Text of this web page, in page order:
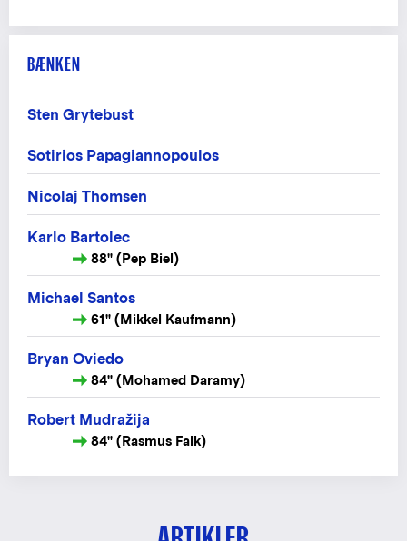
BÆNKEN
Sten Grytebust
Sotirios Papagiannopoulos
Nicolaj Thomsen
Karlo Bartolec
88" (Pep Biel)
Michael Santos
61" (Mikkel Kaufmann)
Bryan Oviedo
84" (Mohamed Daramy)
Robert Mudražija
84" (Rasmus Falk)